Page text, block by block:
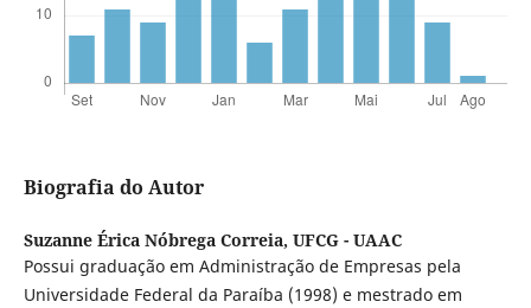
Biografia do Autor
Suzanne Érica Nóbrega Correia, UFCG - UAAC
Possui graduação em Administração de Empresas pela
Universidade Federal da Paraíba (1998) e mestrado em